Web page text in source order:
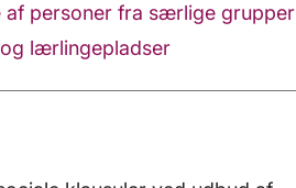
af personer fra særlige grupper
lærlingepladser